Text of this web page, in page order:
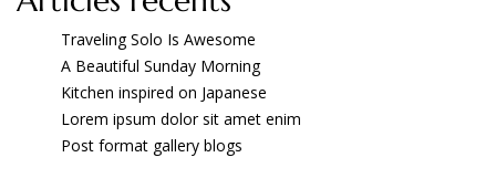
Traveling Solo Is Awesome
A Beautiful Sunday Morning
Kitchen inspired on Japanese
Lorem ipsum dolor sit amet enim
Post format gallery blogs